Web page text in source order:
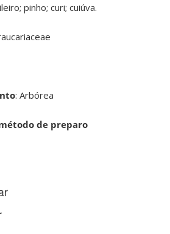
pinho; curi; cuiúva.
: Arbórea
de preparo